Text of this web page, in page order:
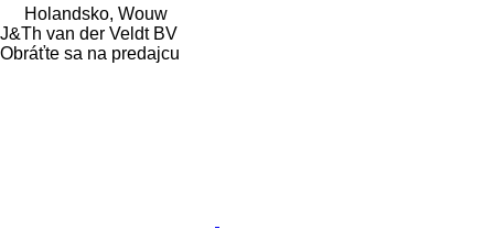
Holandsko, Wouw
J&Th van der Veldt BV
Obráťte sa na predajcu